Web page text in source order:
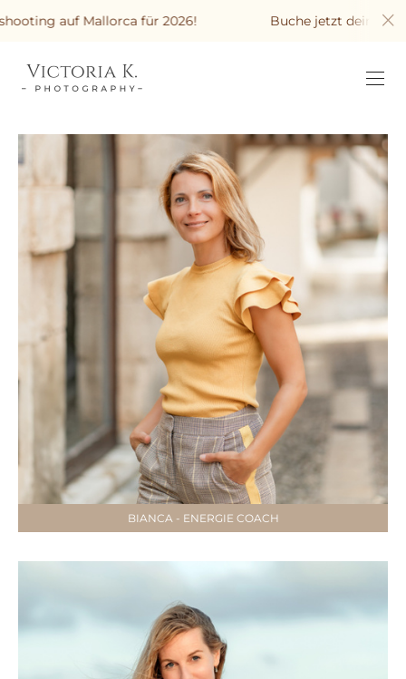
auf Mallorca für 2026! Buche jetzt dein
BIANCA - ENERGIE COACH